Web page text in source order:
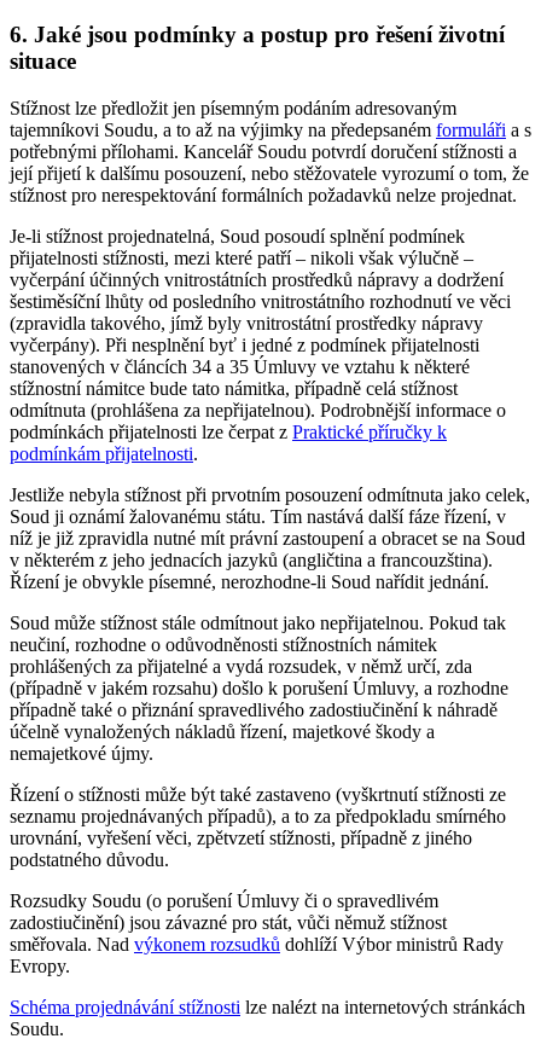
6. Jaké jsou podmínky a postup pro řešení životní
situace
Stížnost lze předložit jen písemným podáním adresovaným
tajemníkovi Soudu, a to až na výjimky na předepsaném formuláři a s
potřebnými přílohami. Kancelář Soudu potvrdí doručení stížnosti a
její přijetí k dalšímu posouzení, nebo stěžovatele vyrozumí o tom, že
stížnost pro nerespektování formálních požadavků nelze projednat.
Je-li stížnost projednatelná, Soud posoudí splnění podmínek
přijatelnosti stížnosti, mezi které patří – nikoli však výlučně –
vyčerpání účinných vnitrostátních prostředků nápravy a dodržení
šestiměsíční lhůty od posledního vnitrostátního rozhodnutí ve věci
(zpravidla takového, jímž byly vnitrostátní prostředky nápravy
vyčerpány). Při nesplnění byť i jedné z podmínek přijatelnosti
stanovených v článcích 34 a 35 Úmluvy ve vztahu k některé
stížnostní námitce bude tato námitka, případně celá stížnost
odmítnuta (prohlášena za nepřijatelnou). Podrobnější informace o
podmínkách přijatelnosti lze čerpat z Praktické příručky k
podmínkám přijatelnosti.
Jestliže nebyla stížnost při prvotním posouzení odmítnuta jako celek,
Soud ji oznámí žalovanému státu. Tím nastává další fáze řízení, v
níž je již zpravidla nutné mít právní zastoupení a obracet se na Soud
v některém z jeho jednacích jazyků (angličtina a francouzština).
Řízení je obvykle písemné, nerozhodne-li Soud nařídit jednání.
Soud může stížnost stále odmítnout jako nepřijatelnou. Pokud tak
neučiní, rozhodne o odůvodněnosti stížnostních námitek
prohlášených za přijatelné a vydá rozsudek, v němž určí, zda
(případně v jakém rozsahu) došlo k porušení Úmluvy, a rozhodne
případně také o přiznání spravedlivého zadostiučinění k náhradě
účelně vynaložených nákladů řízení, majetkové škody a
nemajetkové újmy.
Řízení o stížnosti může být také zastaveno (vyškrtnutí stížnosti ze
seznamu projednávaných případů), a to za předpokladu smírného
urovnání, vyřešení věci, zpětvzetí stížnosti, případně z jiného
podstatného důvodu.
Rozsudky Soudu (o porušení Úmluvy či o spravedlivém
zadostiučinění) jsou závazné pro stát, vůči němuž stížnost
směřovala. Nad výkonem rozsudků dohlíží Výbor ministrů Rady
Evropy.
Schéma projednávání stížnosti lze nalézt na internetových stránkách
Soudu.